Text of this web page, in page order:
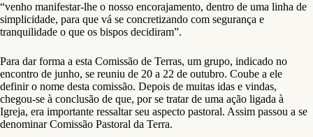
“venho manifestar-lhe o nosso encorajamento, dentro de uma linha de
simplicidade, para que vá se concretizando com segurança e
tranquilidade o que os bispos decidiram”.
Para dar forma a esta Comissão de Terras, um grupo, indicado no
encontro de junho, se reuniu de 20 a 22 de outubro. Coube a ele
definir o nome desta comissão. Depois de muitas idas e vindas,
chegou-se à conclusão de que, por se tratar de uma ação ligada à
Igreja, era importante ressaltar seu aspecto pastoral. Assim passou a se
denominar Comissão Pastoral da Terra.